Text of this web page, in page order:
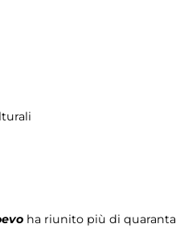
ha riunito più di quaranta